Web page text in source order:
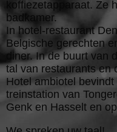
koffiezetapparaat. Ze
badkamer.
In hotel-restaurant
Belgische gerechten
diner. In de buurt van
tal van restaurants en
Hotel ambiotel
treinstation van
Genk en Hasselt en